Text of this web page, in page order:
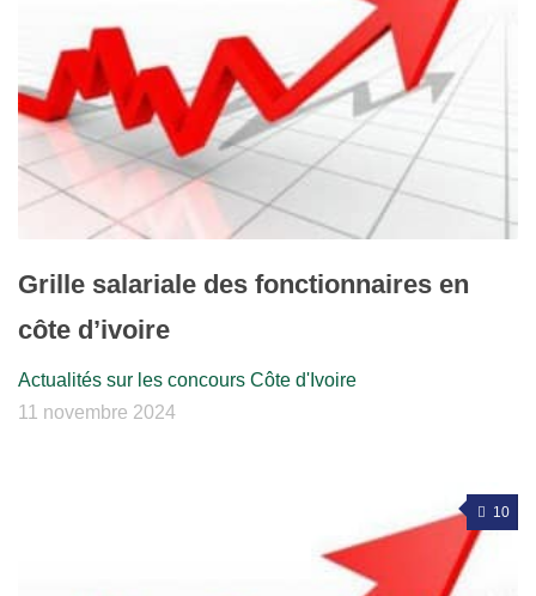
Grille salariale des fonctionnaires en
côte d’ivoire
Actualités sur les concours Côte d'Ivoire
11 novembre 2024
10